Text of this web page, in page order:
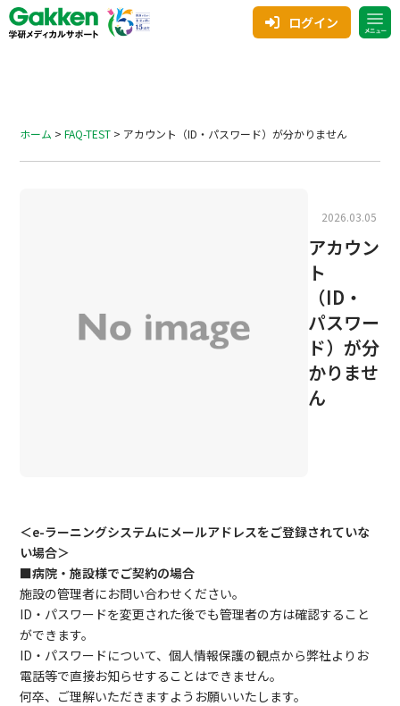
ログイン
ホーム >FAQ-TEST > アカウント（ID・パスワード）が分かりません
2026.03.05
アカウン
ト
（ID・
パスワー
ド）が分
かりませ
ん
＜e-ラーニングシステムにメールアドレスをご登録されていな
い場合＞
■病院・施設様でご契約の場合
施設の管理者にお問い合わせください。
ID・パスワードを変更された後でも管理者の方は確認すること
ができます。
ID・パスワードについて、個人情報保護の観点から弊社よりお
電話等で直接お知らせすることはできません。
何卒、ご理解いただきますようお願いいたします。